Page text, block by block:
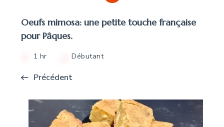
Oeufs mimosa: une petite touche française
pour Pâques.
1 hr Débutant
Précédent